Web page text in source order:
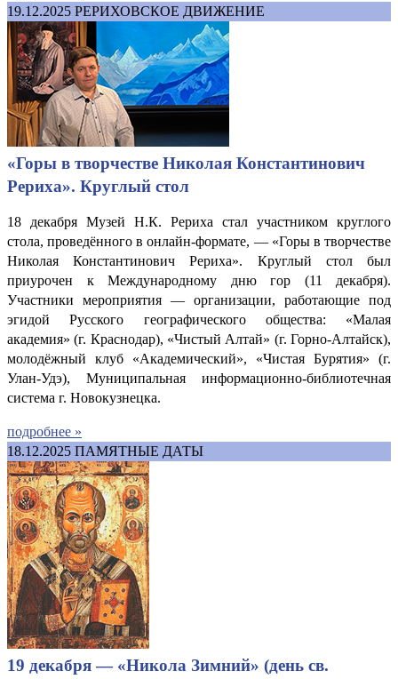
19.12.2025 РЕРИХОВСКОЕ ДВИЖЕНИЕ
«Горы в творчестве Николая Константинович
Рериха». Круглый стол
18 декабря Музей Н.К. Рериха стал участником круглого
стола, проведённого в онлайн-формате, — «Горы в творчестве
Николая Константинович Рериха». Круглый стол был
приурочен к Международному дню гор (11 декабря).
Участники мероприятия — организации, работающие под
эгидой Русского географического общества: «Малая
академия» (г. Краснодар), «Чистый Алтай» (г. Горно-Алтайск),
молодёжный клуб «Академический», «Чистая Бурятия» (г.
Улан-Удэ), Муниципальная информационно-библиотечная
система г. Новокузнецка.
подробнее »
18.12.2025 ПАМЯТНЫЕ ДАТЫ
19 декабря — «Никола Зимний» (день св.